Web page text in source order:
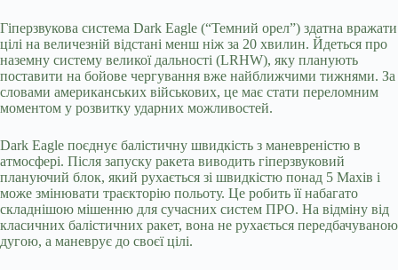
Гіперзвукова система Dark Eagle (“Темний орел”) здатна вражати
цілі на величезній відстані менш ніж за 20 хвилин. Йдеться про
наземну систему великої дальності (LRHW), яку планують
поставити на бойове чергування вже найближчими тижнями. За
словами американських військових, це має стати переломним
моментом у розвитку ударних можливостей.
Dark Eagle поєднує балістичну швидкість з маневреністю в
атмосфері. Після запуску ракета виводить гіперзвуковий
плануючий блок, який рухається зі швидкістю понад 5 Махів і
може змінювати траєкторію польоту. Це робить її набагато
складнішою мішенню для сучасних систем ПРО. На відміну від
класичних балістичних ракет, вона не рухається передбачуваною
дугою, а маневрує до своєї цілі.